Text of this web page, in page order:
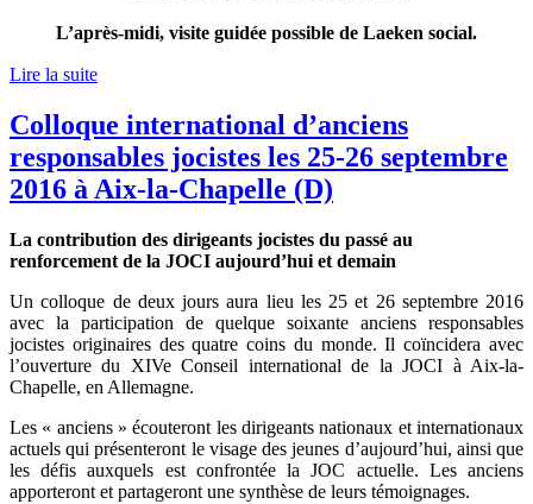
L’après-midi, visite guidée possible de Laeken social.
Lire la suite
Colloque international d’anciens
responsables jocistes les 25-26 septembre
2016 à Aix-la-Chapelle (D)
La contribution des dirigeants jocistes du passé au
renforcement de la JOCI aujourd’hui et demain
Un colloque de deux jours aura lieu les 25 et 26 septembre 2016
avec la participation de quelque soixante anciens responsables
jocistes originaires des quatre coins du monde. Il coïncidera avec
l’ouverture du XIVe Conseil international de la JOCI à Aix-la-
Chapelle, en Allemagne.
Les « anciens » écouteront les dirigeants nationaux et internationaux
actuels qui présenteront le visage des jeunes d’aujourd’hui, ainsi que
les défis auxquels est confrontée la JOC actuelle. Les anciens
apporteront et partageront une synthèse de leurs témoignages.